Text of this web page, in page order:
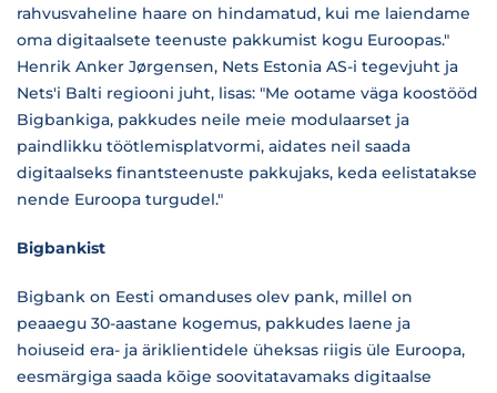
rahvusvaheline haare on hindamatud, kui me laiendame
oma digitaalsete teenuste pakkumist kogu Euroopas."
Henrik Anker Jørgensen, Nets Estonia AS-i tegevjuht ja
Nets'i Balti regiooni juht, lisas: "Me ootame väga koostööd
Bigbankiga, pakkudes neile meie modulaarset ja
paindlikku töötlemisplatvormi, aidates neil saada
digitaalseks finantsteenuste pakkujaks, keda eelistatakse
nende Euroopa turgudel."
Bigbankist
Bigbank on Eesti omanduses olev pank, millel on
peaaegu 30-aastane kogemus, pakkudes laene ja
hoiuseid era- ja äriklientidele üheksas riigis üle Euroopa,
eesmärgiga saada kõige soovitatavamaks digitaalse